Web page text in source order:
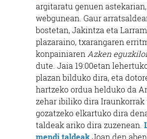
argitaratu genuen
webgunean. Gaur
bostetan, Jakintza eta
plazaraino, txarangaren
konpainiaren Azken
dute. Jaia 19:00etan
plazan bilduko dira, eta
hartzeko ordua helduko da
zehar ibiliko dira
gozatzeko elkartuko dira
taldeak ariko dira zuzenean.
mendi taldeakJoan den